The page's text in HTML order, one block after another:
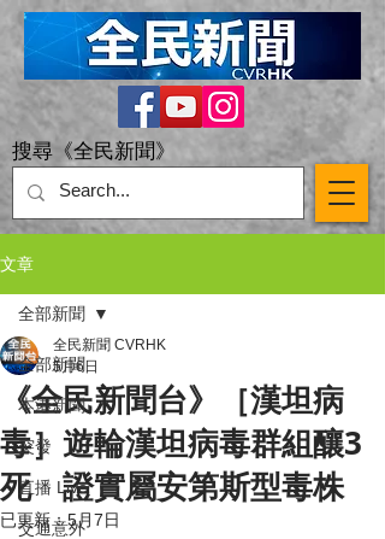
搜尋《全民新聞》
文章
全部新聞
本港新聞
突發
直播 Live
交通意外
全部新聞
《全民新聞台》［漢坦病
毒］遊輪漢坦病毒群組釀3
死 證實屬安第斯型毒株
全民新聞 CVRHK
5月6日
已更新：5月7日